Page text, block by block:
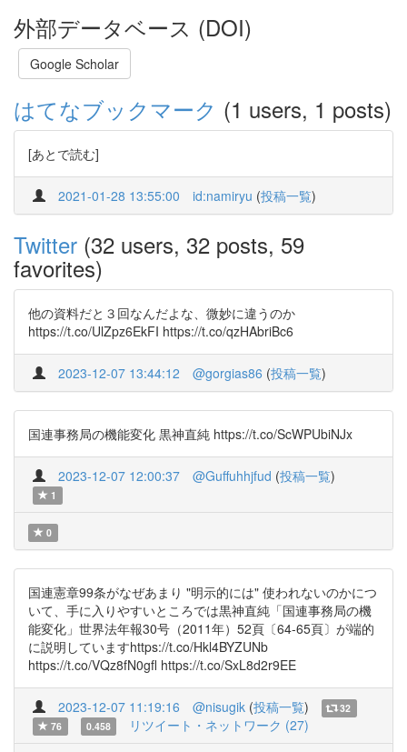
外部データベース (DOI)
Google Scholar
はてなブックマーク (1 users, 1 posts)
[あとで読む]
2021-01-28 13:55:00 id:namiryu (投稿一覧)
Twitter (32 users, 32 posts, 59
favorites)
他の資料だと３回なんだよな、微妙に違うのか
https://t.co/UlZpz6EkFI https://t.co/qzHAbriBc6
2023-12-07 13:44:12 @gorgias86 (投稿一覧)
国連事務局の機能変化 黒神直純 https://t.co/ScWPUbiNJx
2023-12-07 12:00:37 @Guffuhhjfud (投稿一覧)
1
0
国連憲章99条がなぜあまり "明示的には" 使われないのかにつ
いて、手に入りやすいところでは黒神直純「国連事務局の機
能変化」世界法年報30号（2011年）52頁〔64-65頁〕が端的
に説明していますhttps://t.co/Hkl4BYZUNb
https://t.co/VQz8fN0gfl https://t.co/SxL8d2r9EE
2023-12-07 11:19:16 @nisugik (投稿一覧)
32
76
0.458 リツイート・ネットワーク (27)